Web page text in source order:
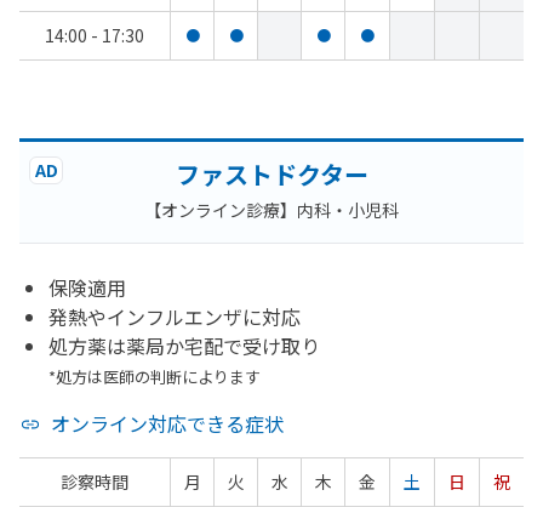
14:00 - 17:30 ● ● ● ●
AD ファストドクター
【オンライン診療】内科・小児科
保険適用
発熱やインフルエンザに対応
処方薬は薬局か宅配で受け取り
*処方は医師の判断によります
オンライン対応できる症状
診察時間 月 火 水 木 金 土 日
祝